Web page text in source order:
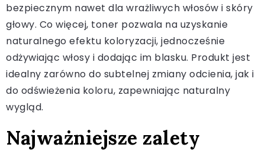
bezpiecznym nawet dla wrażliwych włosów i skóry
głowy. Co więcej, toner pozwala na uzyskanie
naturalnego efektu koloryzacji, jednocześnie
odżywiając włosy i dodając im blasku. Produkt jest
idealny zarówno do subtelnej zmiany odcienia, jak i
do odświeżenia koloru, zapewniając naturalny
wygląd.
Najważniejsze zalety